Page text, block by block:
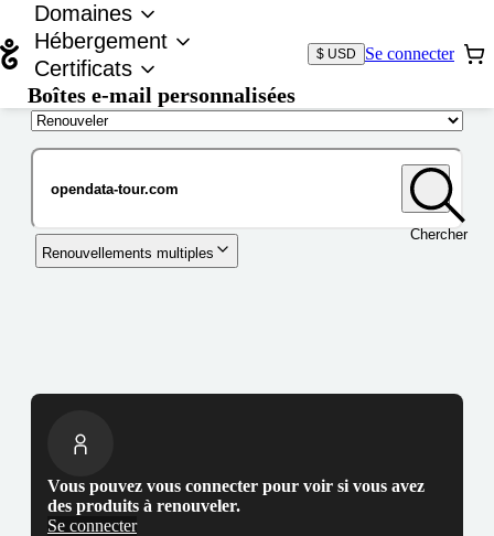
Domaines
Hébergement
Certificats
Boîtes e-mail personnalisées
$ USD Se connecter
Chercher
Renouvellements multiples
Vous pouvez vous connecter pour voir si vous avez
des produits à renouveler.
Se connecter